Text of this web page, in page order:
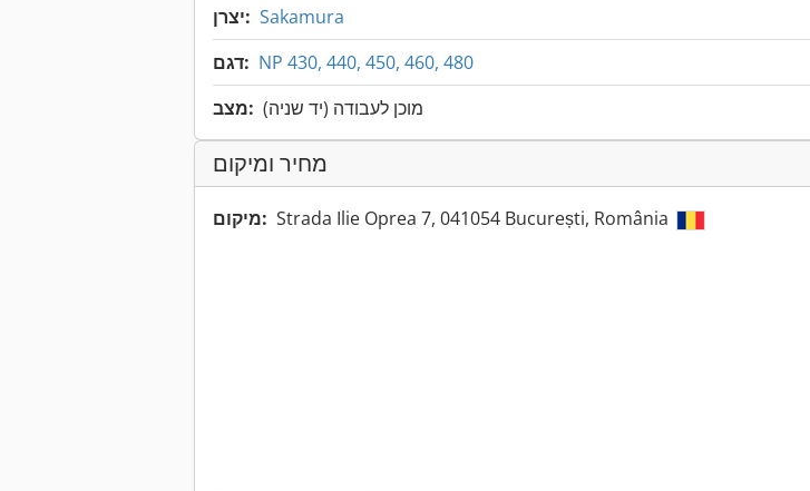
יצרן: Sakamura
דגם: NP 430, 440, 450, 460, 480
מצב: מוכן לעבודה (יד שניה)
מחיר ומיקום
מיקום: Strada Ilie Oprea 7, 041054 București, România